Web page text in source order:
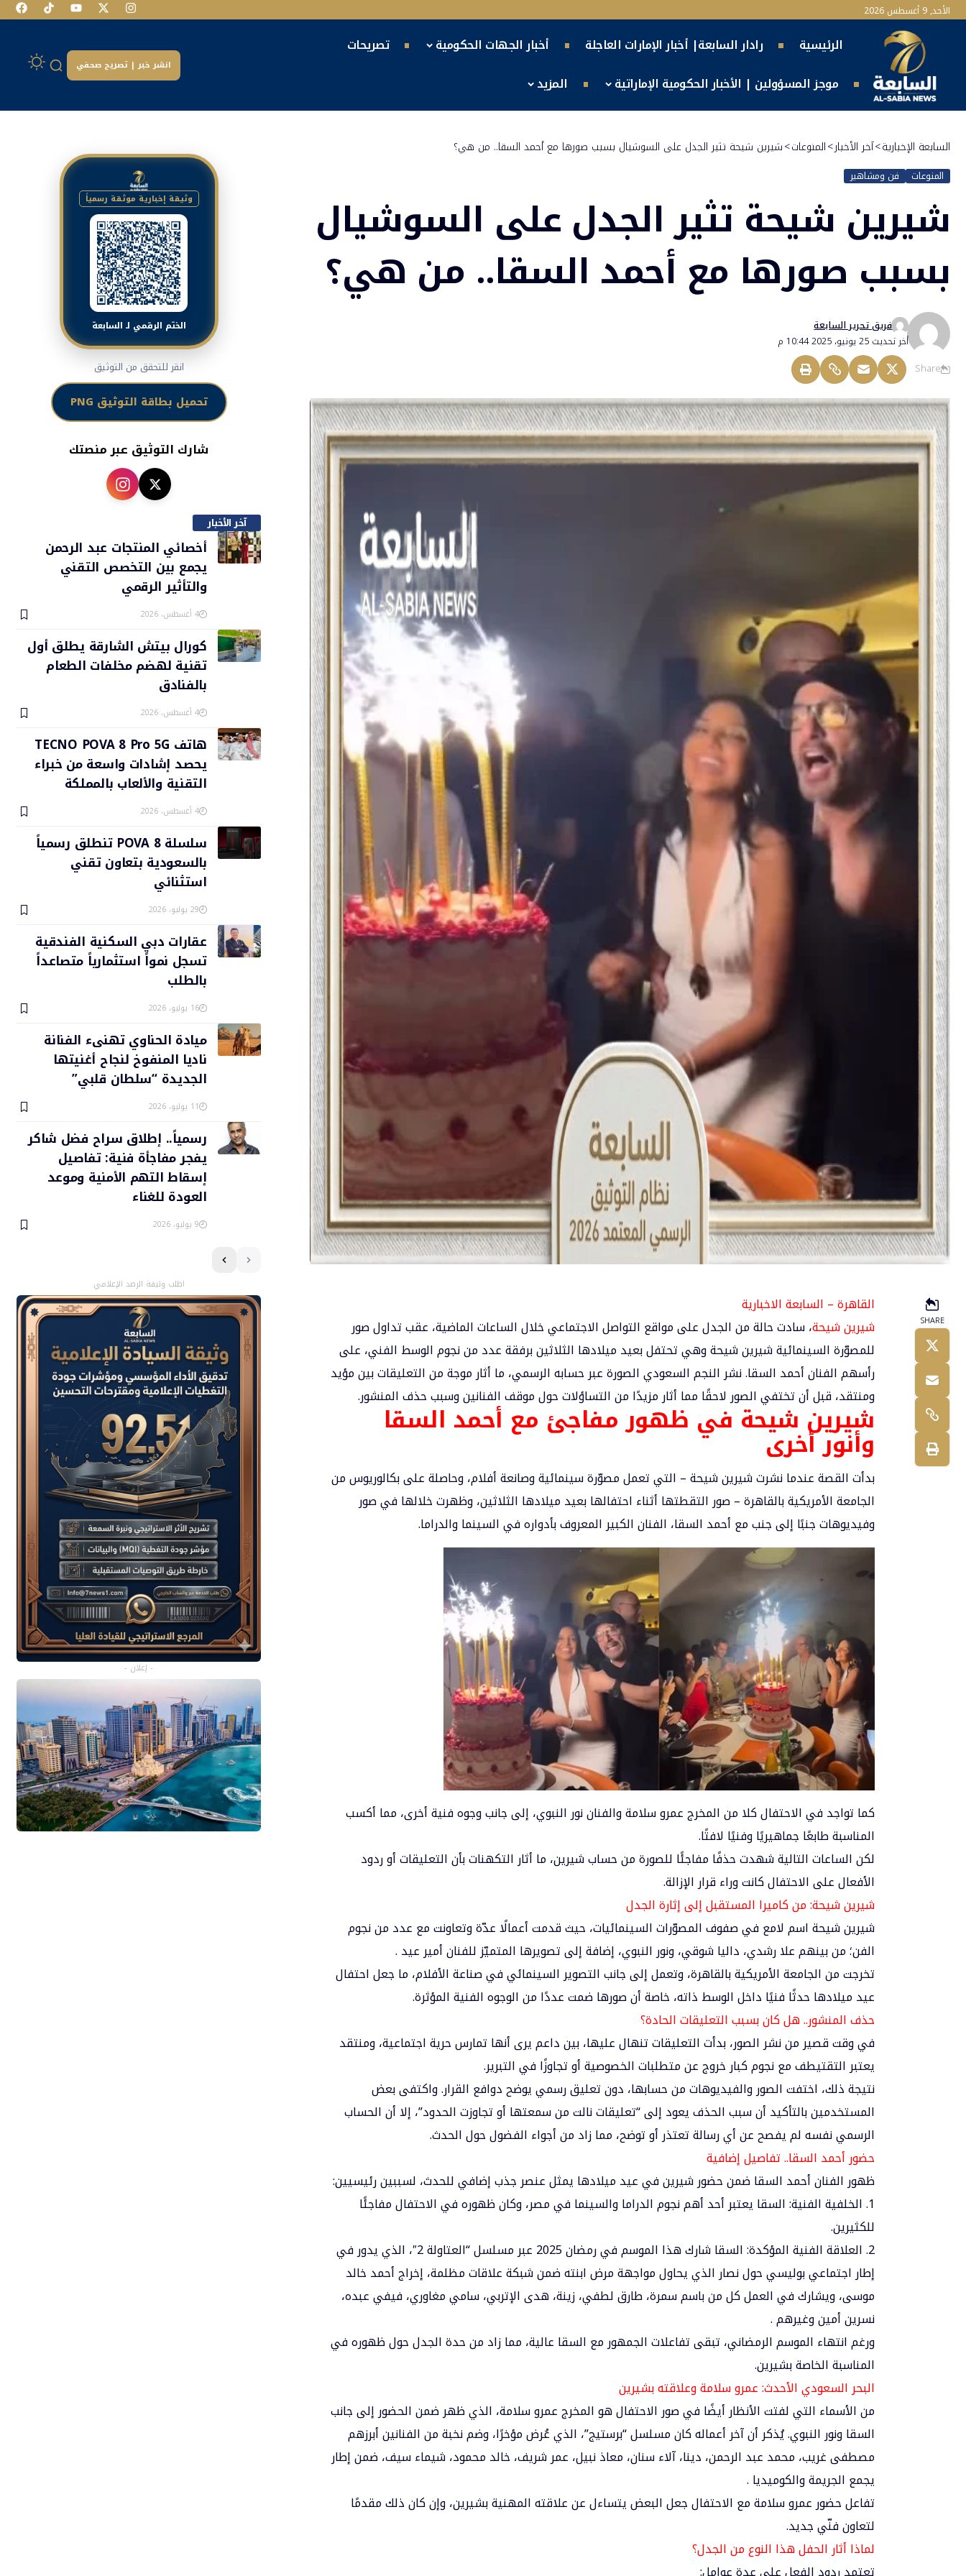
الأحد, 9 أغسطس 2026
الرئيسية رادار السابعة| أخبار الإمارات العاجلة أخبار الجهات الحكومية
تصريحات
موجز المسؤولين | الأخبار الحكومية الإماراتية
المزيد
انشر خبر | تصريح صحفي
السابعة الإخبارية>آخر الأخبار>المنوعات>شيرين شيحة تثير الجدل على السوشيال بسبب صورها مع أحمد السقا.. من هي؟
المنوعات فن ومشاهير
شيرين شيحة تثير الجدل على السوشيال
بسبب صورها مع أحمد السقا.. من هي؟
أخر تحديث 25 يونيو، 2025 10:44 م
فريق تحرير السابعة
Share
SHARE
القاهرة – السابعة الاخبارية
شيرين شيحة، سادت حالة من الجدل على مواقع التواصل الاجتماعي خلال الساعات الماضية، عقب تداول صور
للمصوّرة السينمائيةشيرين شيحةوهي تحتفل بعيد ميلادها الثلاثين برفقة عدد من نجوم الوسط الفني، على
رأسهم الفنانأحمد السقا. نشر النجم السعودي الصورة عبر حسابه الرسمي، ما أثار موجة من التعليقات بين مؤيد
ومنتقد، قبل أن تختفي الصور لاحقًا مما أثار مزيدًا من التساؤلات حول موقف الفنانين وسبب حذف المنشور.
شيرين شيحة في ظهور مفاجئ مع أحمد السقا
وأنور أخرى
بدأت القصة عندما نشرت شيرين شيحة – التي تعمل مصوّرة سينمائية وصانعة أفلام، وحاصلة على بكالوريوس من
الجامعة الأمريكية بالقاهرة – صور التقطتها أثناء احتفالها بعيد ميلادها الثلاثين، وظهرت خلالها في صور
وفيديوهات جنبًا إلى جنب مع أحمد السقا، الفنان الكبير المعروف بأدواره في السينما والدراما.
كما تواجد في الاحتفال كلا من المخرج عمرو سلامة والفنان نور النبوي، إلى جانب وجوه فنية أخرى، مما أكسب
المناسبة طابعًا جماهيريًا وفنيًا لافتًا.
لكن الساعات التالية شهدت حذفًا مفاجئًا للصورة من حساب شيرين، ما أثار التكهنات بأن التعليقات أو ردود
الأفعال على الاحتفال كانت وراء قرار الإزالة.
شيرين شيحة: من كاميرا المستقبل إلى إثارة الجدل
شيرين شيحة اسم لامع في صفوف المصوّرات السينمائيات، حيث قدمت أعمالًا عدّة وتعاونت مع عدد من نجوم
الفن؛ من بينهم علا رشدي، داليا شوقي، ونور النبوي، إضافة إلى تصويرها المتميّز للفنان أمير عيد .
تخرجت من الجامعة الأمريكية بالقاهرة، وتعمل إلى جانب التصوير السينمائي في صناعة الأفلام، ما جعل احتفال
عيد ميلادها حدثًا فنيًا داخل الوسط ذاته، خاصة أن صورها ضمت عددًا من الوجوه الفنية المؤثرة.
حذف المنشور.. هل كان بسبب التعليقات الحادة؟
في وقت قصير من نشر الصور، بدأت التعليقات تنهال عليها، بين داعم يرى أنها تمارس حرية اجتماعية، ومنتقد
يعتبر التقتيطف مع نجوم كبار خروج عن متطلبات الخصوصية أو تجاوزًا في التبرير.
نتيجة ذلك، اختفت الصور والفيديوهات من حسابها، دون تعليق رسمي يوضح دوافع القرار. واكتفى بعض
المستخدمين بالتأكيد أن سبب الحذف يعود إلى “تعليقات نالت من سمعتها أو تجاوزت الحدود”، إلا أن الحساب
الرسمي نفسه لم يفصح عن أي رسالة تعتذر أو توضح، مما زاد من أجواء الفضول حول الحدث.
حضور أحمد السقا.. تفاصيل إضافية
ظهور الفنان أحمد السقا ضمن حضور شيرين في عيد ميلادها يمثل عنصر جذب إضافي للحدث، لسببين رئيسيين:
1. الخلفية الفنية: السقا يعتبر أحد أهم نجوم الدراما والسينما في مصر، وكان ظهوره في الاحتفال مفاجئًا
للكثيرين.
2. العلاقة الفنية المؤكدة: السقا شارك هذا الموسم في رمضان 2025 عبر مسلسل “العتاولة 2″، الذي يدور في
إطار اجتماعي بوليسي حول نصار الذي يحاول مواجهة مرض ابنته ضمن شبكة علاقات مظلمة، إخراج أحمد خالد
موسى، ويشارك في العمل كل من باسم سمرة، طارق لطفي، زينة، هدى الإتربي، سامي مغاوري، فيفي عبده،
نسرين أمين وغيرهم .
ورغم انتهاء الموسم الرمضاني، تبقى تفاعلات الجمهور مع السقا عالية، مما زاد من حدة الجدل حول ظهوره في
المناسبة الخاصة بشيرين.
البحر السعودي الأحدث: عمرو سلامة وعلاقته بشيرين
من الأسماء التي لفتت الأنظار أيضًا في صور الاحتفال هو المخرج عمرو سلامة، الذي ظهر ضمن الحضور إلى جانب
السقا ونور النبوي. يُذكر أن آخر أعماله كان مسلسل “برستيج”، الذي عُرض مؤخرًا، وضم نخبة من الفنانين أبرزهم
مصطفى غريب، محمد عبد الرحمن، دينا، آلاء سنان، معاذ نبيل، عمر شريف، خالد محمود، شيماء سيف، ضمن إطار
يجمع الجريمة والكوميديا .
تفاعل حضور عمرو سلامة مع الاحتفال جعل البعض يتساءل عن علاقته المهنية بشيرين، وإن كان ذلك مقدمًا
لتعاون فنّي جديد.
لماذا أثار الحفل هذا النوع من الجدل؟
وثيقة إخبارية موثقة رسمياً
الختم الرقمي لـ السابعة
انقر للتحقق من التوثيق
تحميل بطاقة التوثيق PNG
شارك التوثيق عبر منصتك
آخر الأخبار
أخصائي المنتجات عبد الرحمن
يجمع بين التخصص التقني
والتأثير الرقمي
4 أغسطس، 2026
كورال بيتش الشارقة يطلق أول
تقنية لهضم مخلفات الطعام
بالفنادق
4 أغسطس، 2026
هاتف TECNO POVA 8 Pro 5G
يحصد إشادات واسعة من خبراء
التقنية والألعاب بالمملكة
4 أغسطس، 2026
سلسلة POVA 8 تنطلق رسمياً
بالسعودية بتعاون تقني
استثنائي
29 يوليو، 2026
عقارات دبي السكنية الفندقية
تسجل نمواً استثمارياً متصاعداً
بالطلب
16 يوليو، 2026
ميادة الحناوي تهنىء الفنانة
ناديا المنفوخ لنجاح أغنيتها
الجديدة “سلطان قلبي”
11 يوليو، 2026
رسمياً.. إطلاق سراح فضل شاكر
يفجر مفاجأة فنية: تفاصيل
إسقاط التهم الأمنية وموعد
العودة للغناء
9 يوليو، 2026
اطلب وثيقة الرصد الإعلامي
- إعلان -